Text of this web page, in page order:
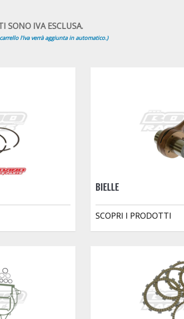
SONO IVA ESCLUSA.
l'iva verrà aggiunta in automatico.)
BIELLE
SCOPRI I PRODOTTI